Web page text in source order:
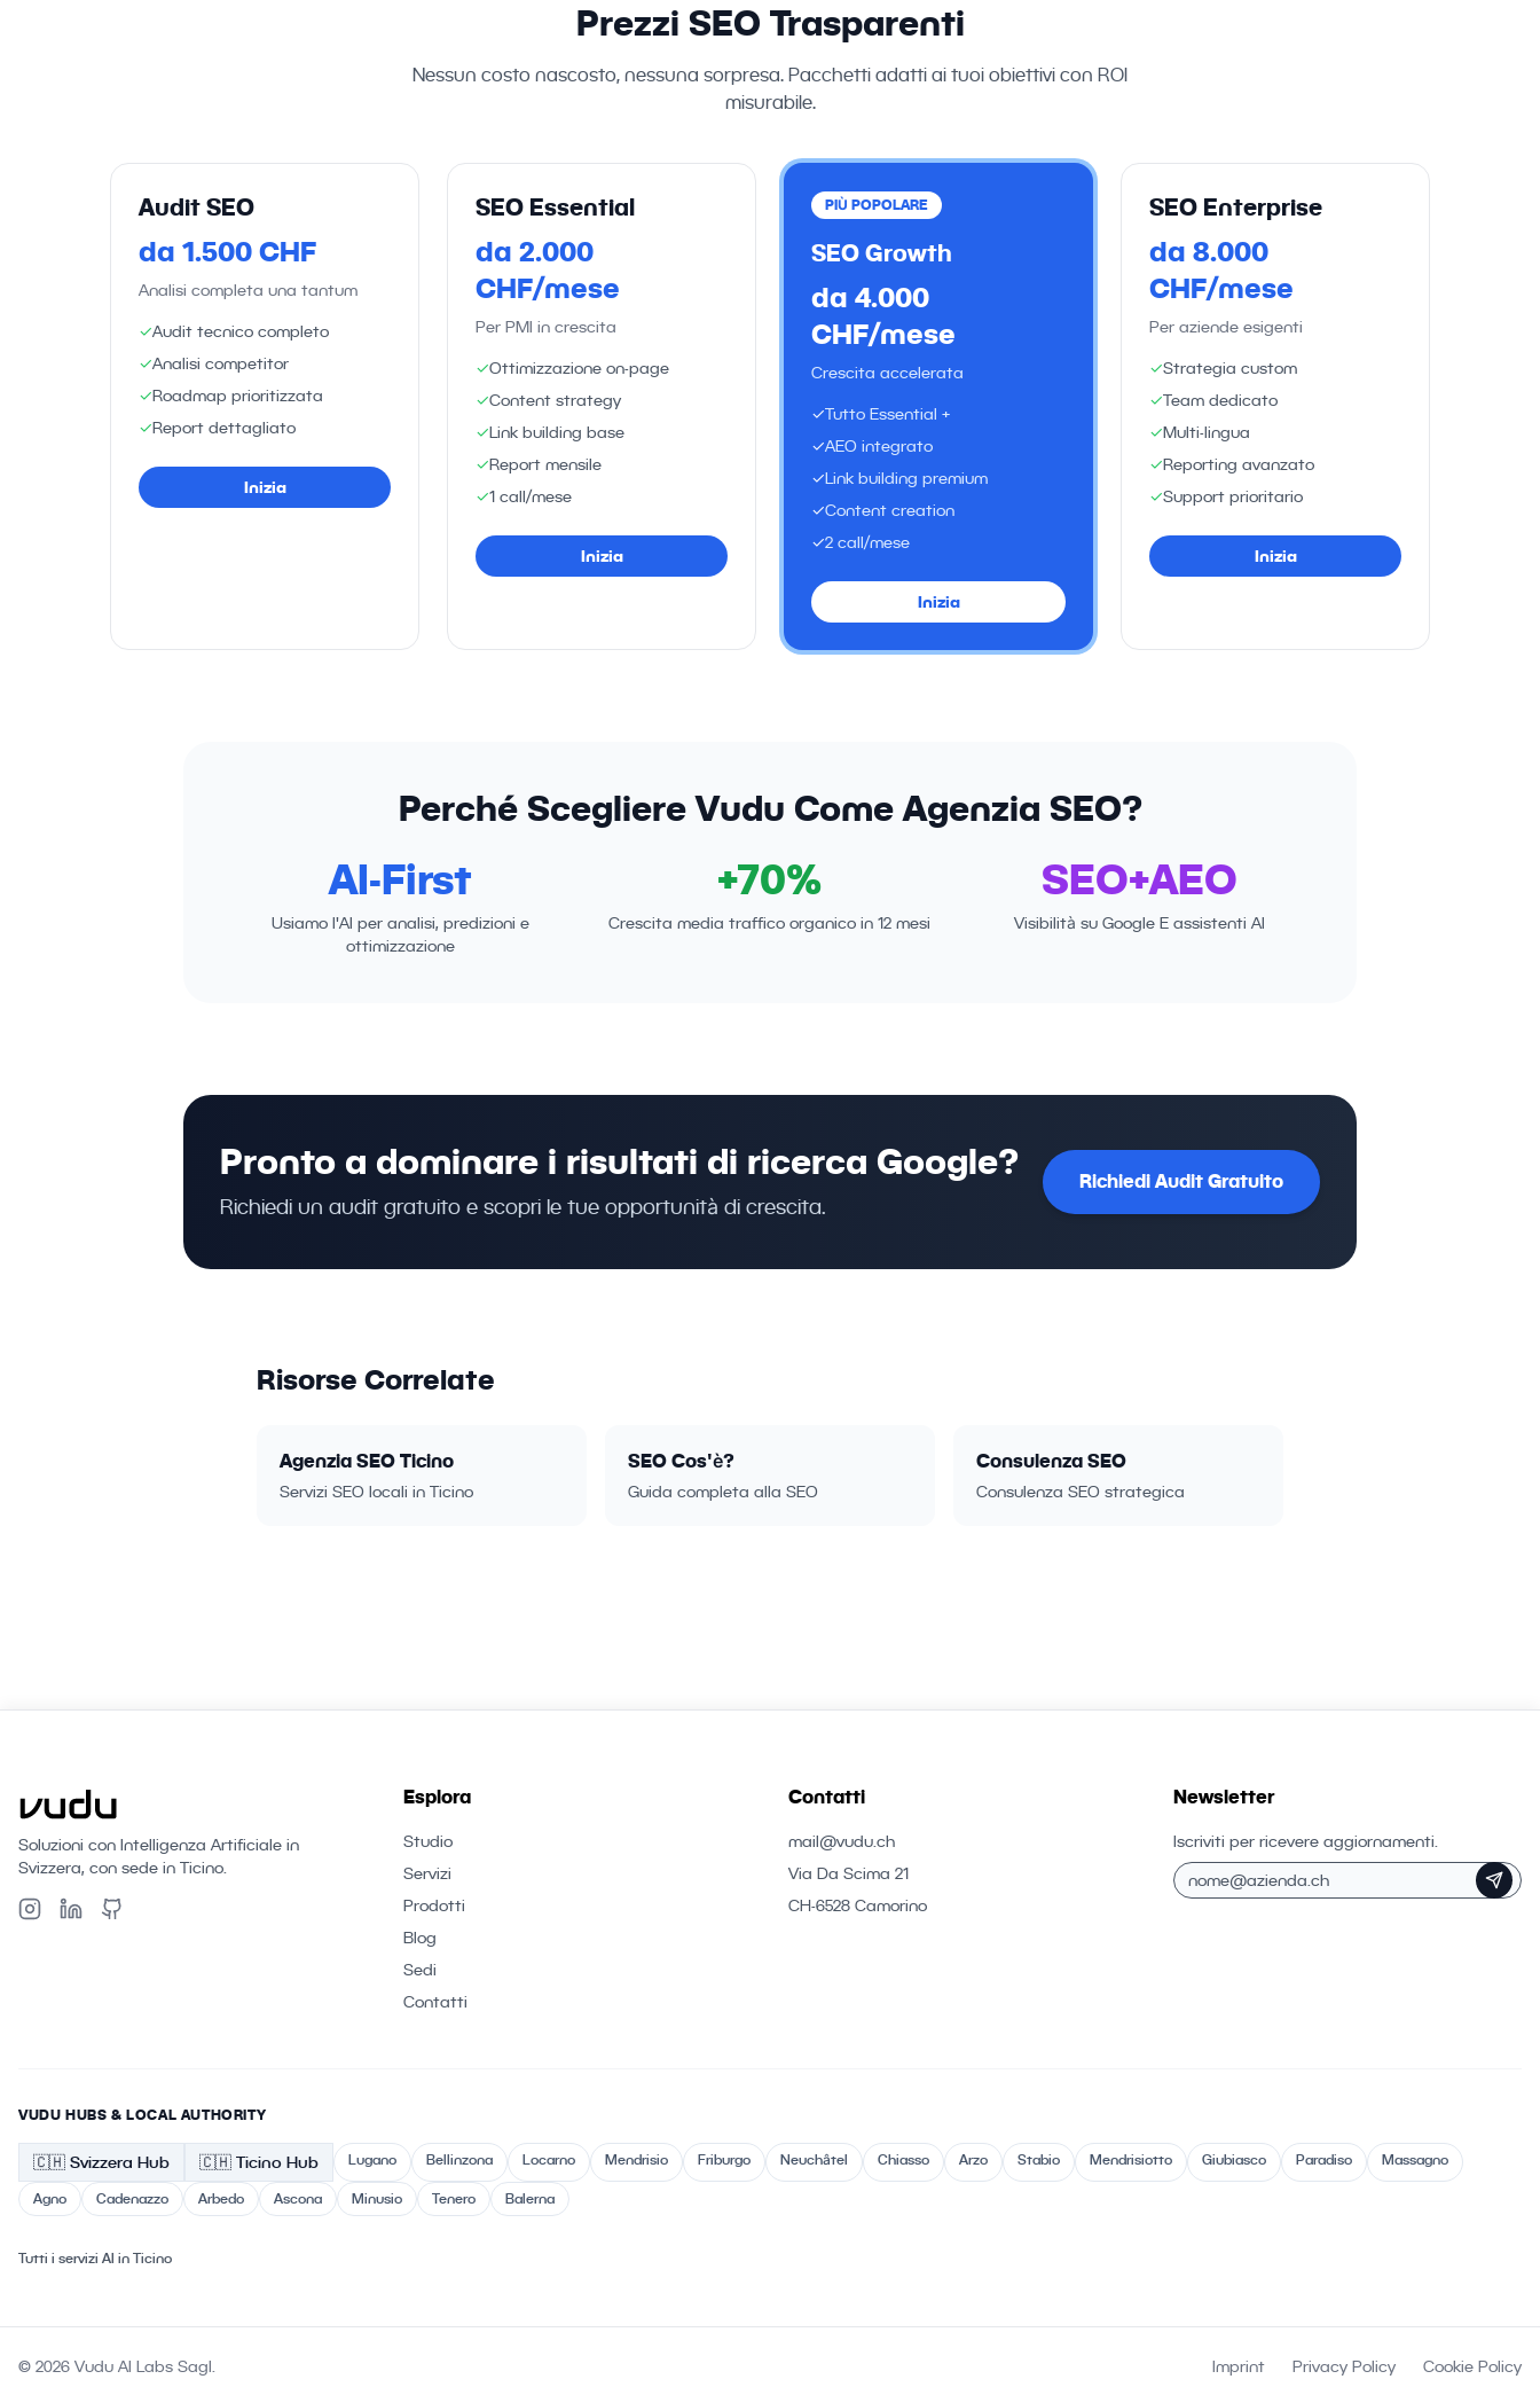
Prezzi SEO Trasparenti
Nessun costo nascosto, nessuna sorpresa. Pacchetti adatti ai tuoi obiettivi con ROI
misurabile.
Audit SEO
da 1.500 CHF
Analisi completa una tantum
✓Audit tecnico completo
✓Analisi competitor
✓Roadmap prioritizzata
✓Report dettagliato
Inizia
SEO Essential
da 2.000
CHF/mese
Per PMI in crescita
✓Ottimizzazione on-page
✓Content strategy
✓Link building base
✓Report mensile
✓1 call/mese
Inizia
PIÙ POPOLARE
SEO Growth
da 4.000
CHF/mese
Crescita accelerata
✓Tutto Essential +
✓AEO integrato
✓Link building premium
✓Content creation
✓2 call/mese
Inizia
SEO Enterprise
da 8.000
CHF/mese
Per aziende esigenti
✓Strategia custom
✓Team dedicato
✓Multi-lingua
✓Reporting avanzato
✓Support prioritario
Inizia
Perché Scegliere Vudu Come Agenzia SEO?
AI-First
Usiamo l'AI per analisi, predizioni e
ottimizzazione
+70%
Crescita media traffico organico in 12 mesi
SEO+AEO
Visibilità su Google E assistenti AI
Pronto a dominare i risultati di ricerca Google?
Richiedi un audit gratuito e scopri le tue opportunità di crescita.
Richiedi Audit Gratuito
Risorse Correlate
Agenzia SEO Ticino
Servizi SEO locali in Ticino
SEO Cos'è?
Guida completa alla SEO
Consulenza SEO
Consulenza SEO strategica
Soluzioni con Intelligenza Artificiale in
Svizzera, con sede in Ticino.
Esplora
Studio
Servizi
Prodotti
Blog
Sedi
Contatti
Contatti
mail@vudu.ch
Via Da Scima 21
CH-6528 Camorino
Newsletter
Iscriviti per ricevere aggiornamenti.
VUDU HUBS & LOCAL AUTHORITY
🇨🇭 Svizzera Hub 🇨🇭 Ticino Hub Lugano Bellinzona Locarno Mendrisio Friburgo Neuchâtel Chiasso Arzo Stabio Mendrisiotto Giubiasco Paradiso Massagno
Agno Cadenazzo Arbedo Ascona Minusio Tenero Balerna
Tutti i servizi AI in Ticino
© 2026 Vudu AI Labs Sagl. Imprint Privacy Policy Cookie Policy